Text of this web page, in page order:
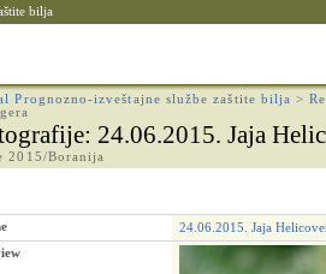
bilja
Prognozno-izveštajne službe zaštite bilja >
: 24.06.2015. Jaja
2015/Boranija
24.06.2015. Jaja